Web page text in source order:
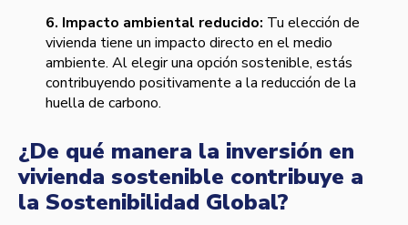
6. Impacto ambiental reducido: Tu elección de
vivienda tiene un impacto directo en el medio
ambiente. Al elegir una opción sostenible, estás
contribuyendo positivamente a la reducción de la
huella de carbono.
¿De qué manera la inversión en
vivienda sostenible contribuye a
la Sostenibilidad Global?